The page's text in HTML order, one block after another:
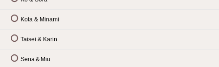
Kota & Minami
Taisei & Karin
Sena＆Miu